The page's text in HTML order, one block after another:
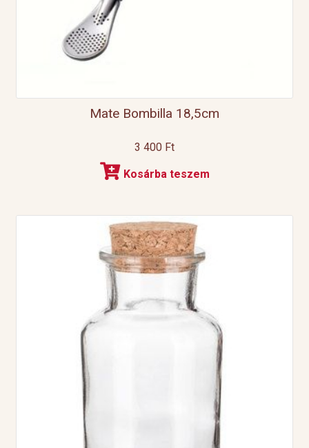
Mate Bombilla 18,5cm
3 400 Ft
Kosárba teszem